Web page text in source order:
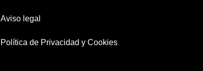
Aviso legal
Política de Privacidad y Cookies